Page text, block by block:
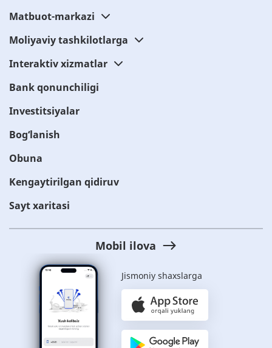
Matbuot-markazi
Moliyaviy tashkilotlarga
Interaktiv xizmatlar
Bank qonunchiligi
Investitsiyalar
Bog‘lanish
Obuna
Kengaytirilgan qidiruv
Sayt xaritasi
Mobil ilova
Jismoniy shaxslarga